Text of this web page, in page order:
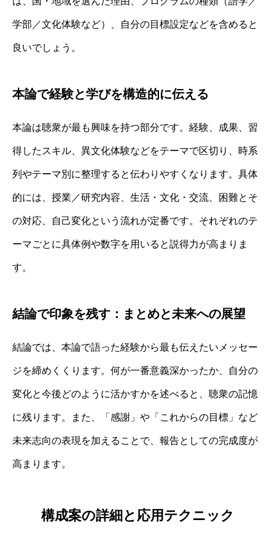
学部／文化体験など）、自分の目標設定などを含めると
良いでしょう。
本論で経験と学びを構造的に伝える
本論は聴衆が最も興味を持つ部分です。経験、成果、習
得したスキル、異文化体験などをテーマで区切り、時系
列やテーマ別に整理すると伝わりやすくなります。具体
的には、授業／研究内容、生活・文化・交流、困難とそ
の対応、自己変化という流れが定番です。それぞれのテ
ーマごとに具体例や数字を用いると説得力が高まりま
す。
結論で印象を残す：まとめと未来への展望
結論では、本論で語った経験から最も伝えたいメッセー
ジを締めくくります。何が一番意義深かったか、自分の
変化と今後どのように活かすかを述べると、聴衆の記憶
に残ります。また、「感謝」や「これからの目標」など
未来志向の表現を加えることで、報告としての完成度が
高まります。
構成案の詳細と応用テクニック